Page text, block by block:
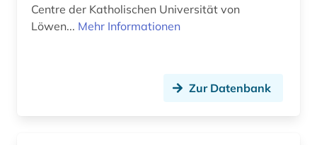
idealismus (2)
Centre der Katholischen Universität von
Löwen... Mehr Informationen
Zur Datenbank